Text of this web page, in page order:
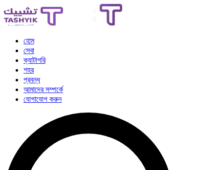
হোম
সেবা
ক্যাটাগরি
শহর
প্রবন্ধ
আমাদের সম্পর্কে
যোগাযোগ করুন